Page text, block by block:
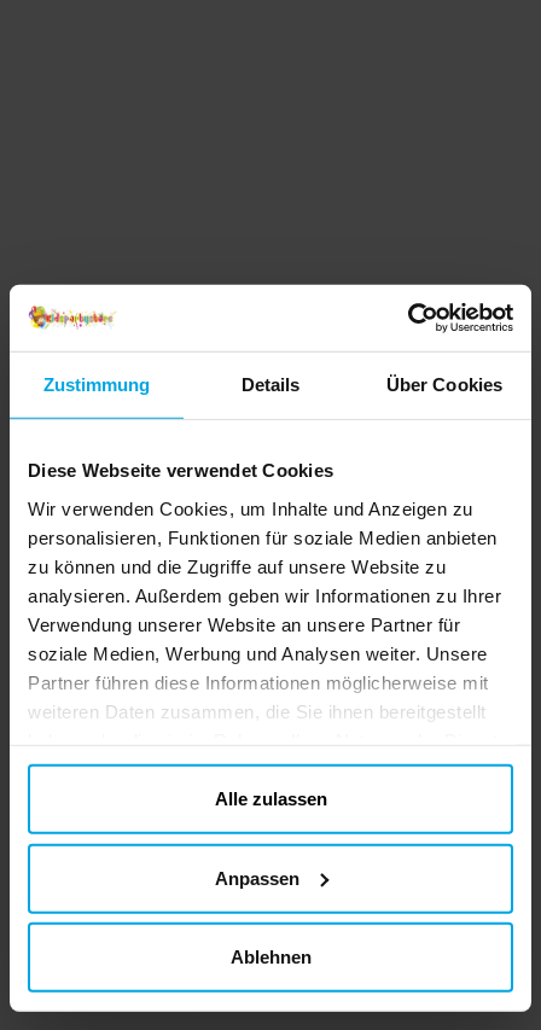
Zustimmung Details Über Cookies
Diese Webseite verwendet Cookies
Wir verwenden Cookies, um Inhalte und Anzeigen zu
personalisieren, Funktionen für soziale Medien anbieten
zu können und die Zugriffe auf unsere Website zu
analysieren. Außerdem geben wir Informationen zu Ihrer
Verwendung unserer Website an unsere Partner für
soziale Medien, Werbung und Analysen weiter. Unsere
Partner führen diese Informationen möglicherweise mit
weiteren Daten zusammen, die Sie ihnen bereitgestellt
gesammelt haben. Ihre Einwilligung können Sie jederzeit.
Alle zulassen
Anpassen
Ablehnen